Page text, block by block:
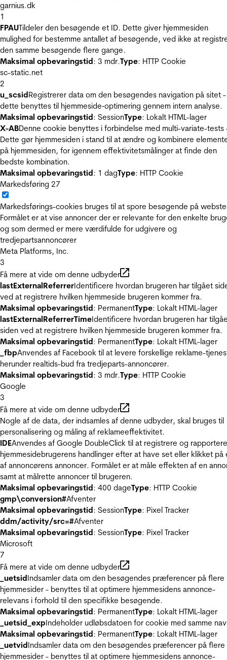
garnius.dk
1
FPAUTildeler den besøgende et ID. Dette giver hjemmesiden
mulighed for bestemme antallet af besøgende, ved ikke at
den samme besøgende flere gange.
Maksimal opbevaringstid: 3 mdr.Type: HTTP Cookie
sc-static.net
2
u_scsidRegistrerer data om den besøgendes navigation på sitet -
dette benyttes til hjemmeside‐optimering gennem intern analyse.
Maksimal opbevaringstid: SessionType: Lokalt HTML-lager
X-ABDenne cookie benyttes i forbindelse med multi-variate-tests
Dette gør hjemmesiden i stand til at ændre og kombinere
på hjemmesiden, for igennem effektivitetsmålinger at finde den
bedste kombination.
Maksimal opbevaringstid: 1 dagType: HTTP Cookie
Markedsføring 27
Markedsførings-cookies bruges til at spore besøgende på
Formålet er at vise annoncer der er relevante for den enkelte
og som dermed er mere værdifulde for udgivere og
tredjepartsannoncører
Meta Platforms, Inc.
3
Få mere at vide om denne udbyder
lastExternalReferrerIdentificere hvordan brugeren har tilgået
ved at registrere hvilken hjemmeside brugeren kommer fra.
Maksimal opbevaringstid: PermanentType: Lokalt HTML-lager
lastExternalReferrerTimeIdentificere hvordan brugeren har
siden ved at registrere hvilken hjemmeside brugeren kommer fra.
Maksimal opbevaringstid: PermanentType: Lokalt HTML-lager
_fbpAnvendes af Facebook til at levere forskellige reklame-
herunder realtids-bud fra tredjeparts-annoncører.
Maksimal opbevaringstid: 3 mdr.Type: HTTP Cookie
Google
3
Få mere at vide om denne udbyder
Nogle af de data, der indsamles af denne udbyder, skal bruges til
personalisering og måling af reklameeffektivitet.
IDEAnvendes af Google DoubleClick til at registrere og
hjemmesidebrugerens handlinger efter at have set eller klikket på
af annoncørens annoncer. Formålet er at måle effekten af en
samt at målrette annoncer til brugeren.
Maksimal opbevaringstid: 400 dageType: HTTP Cookie
gmp\conversion#Afventer
Maksimal opbevaringstid: SessionType: Pixel Tracker
ddm/activity/src=#Afventer
Maksimal opbevaringstid: SessionType: Pixel Tracker
Microsoft
7
Få mere at vide om denne udbyder
_uetsidIndsamler data om den besøgendes præferencer på flere
hjemmesider - benyttes til at optimere hjemmesidens annonce-
relevans i forhold til den specifikke besøgende.
Maksimal opbevaringstid: PermanentType: Lokalt HTML-lager
_uetsid_expIndeholder udløbsdatoen for cookie med samme
Maksimal opbevaringstid: PermanentType: Lokalt HTML-lager
_uetvidIndsamler data om den besøgendes præferencer på flere
hjemmesider - benyttes til at optimere hjemmesidens annonce-